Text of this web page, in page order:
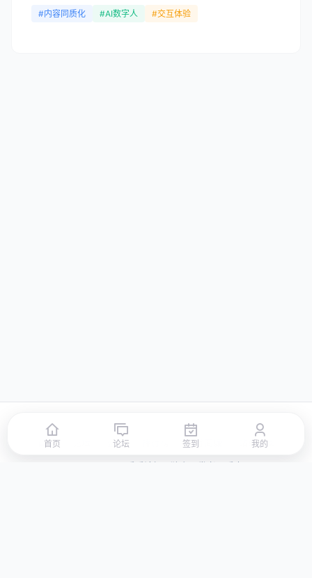
#内容同质化 #AI数字人 #交互体验
首页 签到 积分商城 站点地图
© 2026 LLBBS 乐乐论坛 · 独立开发者阿乐出品
首页 论坛 签到 我的